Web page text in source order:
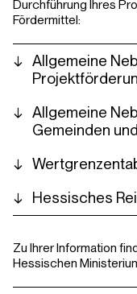
Durchführung Ihres
Fördermittel:
Allgemeine
Allgemeine
Gemeinden
Hessisches
Zu Ihrer Information
Hessischen